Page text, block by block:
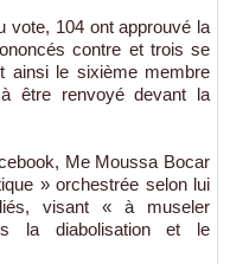
vote, 104 ont approuvé la
contre et trois se
ainsi le sixième membre
être renvoyé devant la
Me Moussa Bocar
» orchestrée selon lui
visant « à museler
la diabolisation et le